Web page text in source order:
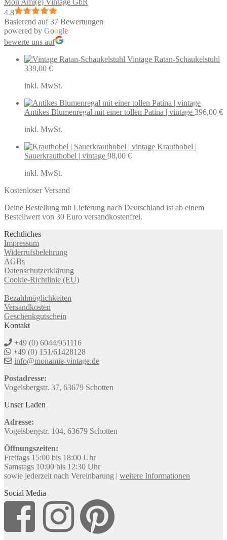
4.8
Basierend auf 37 Bewertungen
powered by Google
bewerte uns auf
Vintage Ratan-Schaukelstuhl
339,00 €
inkl. MwSt.
Antikes Blumenregal mit einer tollen Patina | vintage 396,00 €
inkl. MwSt.
Krauthobel |
Sauerkrauthobel | vintage 98,00 €
inkl. MwSt.
Kostenloser Versand
Deine Bestellung mit Lieferung nach Deutschland ist ab einem
Bestellwert von 30 Euro versandkostenfrei.
Rechtliches
Impressum
Widerrufsbelehrung
AGBs
Datenschutzerklärung
Cookie-Richtlinie (EU)
Bezahlmöglichkeiten
Versandkosten
Geschenkgutschein
Kontakt
+49 (0) 6044/951116
+49 (0) 151/61428128
info@monamie-vintage.de
Postadresse:
Vogelsbergstr. 37, 63679 Schotten
Unser Laden
Adresse:
Vogelsbergstr. 104, 63679 Schotten
Öffnungszeiten:
Freitags 15:00 bis 18:00 Uhr
Samstags 10:00 bis 12:30 Uhr
sowie jederzeit nach Vereinbarung | weitere Informationen
Social Media